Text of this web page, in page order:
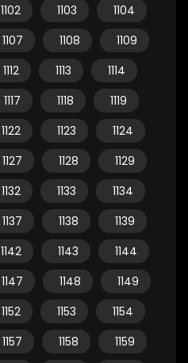
1102 1103
1104
1107 1108
1109
1112 1113
1114
1117 1118
1119
1122 1123
1124
1127 1128
1129
1132 1133
1134
1137 1138
1139
1142 1143
1144
1147 1148
1149
1152 1153
1154
1157 1158
1159